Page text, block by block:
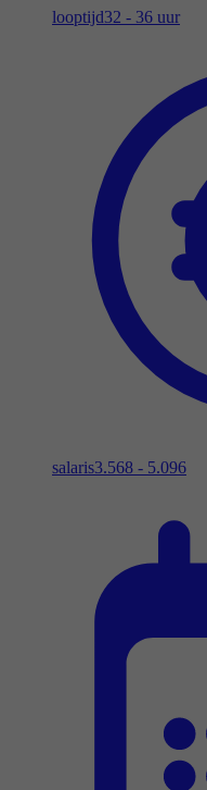
looptijd32 - 36 uur
salaris3.568 - 5.096